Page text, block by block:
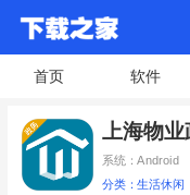
首页 软件
上海物业
系统：Android
分类：生活休闲